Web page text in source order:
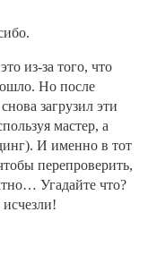
из-за того, что
Но после
загрузил эти
мастер, а
И именно в тот
перепроверить,
Угадайте что?